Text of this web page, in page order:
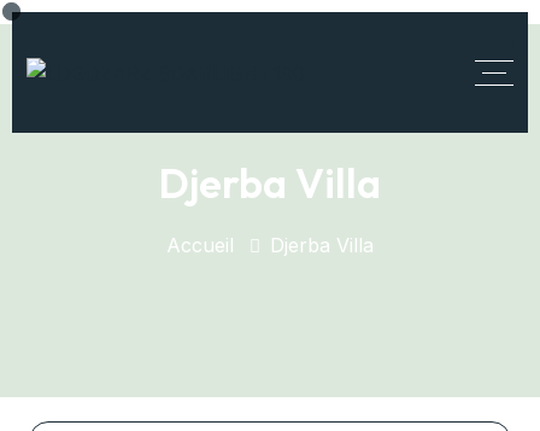
Djerba Villa
Accueil Djerba Villa